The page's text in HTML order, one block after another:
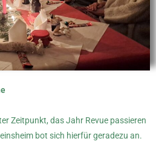
Zeitpunkt, das Jahr Revue passieren
bot sich hierfür geradezu an.